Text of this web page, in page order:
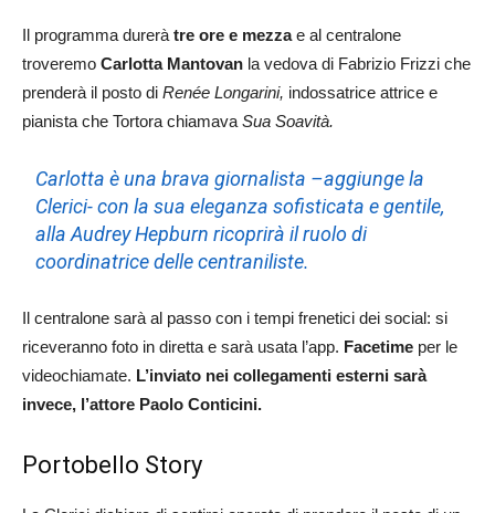
Il programma durerà tre ore e mezzae al centralone
troveremo Carlotta Mantovan la vedova di Fabrizio Frizzi che
prenderà il posto di Renée Longarini, indossatrice attrice e
pianista che Tortora chiamava Sua Soavità.
Carlotta è una brava giornalista –aggiunge la
Clerici-con la sua eleganza sofisticata e gentile,
alla Audrey Hepburn ricoprirà il ruolo di
coordinatrice delle centraniliste.
Il centralone sarà al passo con i tempi frenetici dei social: si
riceveranno foto in diretta e sarà usata l’app. Facetime per le
videochiamate. L’inviato nei collegamenti esterni sarà
invece, l’attore Paolo Conticini.
Portobello Story